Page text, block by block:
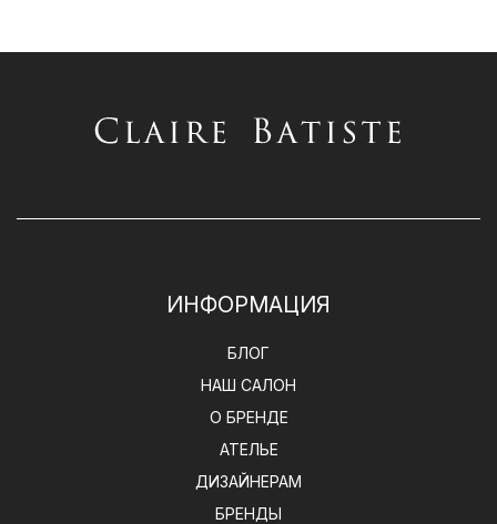
ИНФОРМАЦИЯ
БЛОГ
НАШ САЛОН
О БРЕНДЕ
АТЕЛЬЕ
ДИЗАЙНЕРАМ
БРЕНДЫ